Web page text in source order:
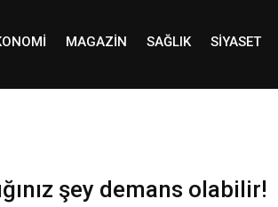
MAGAZIN SAĞLIK SIYASET
şey demans olabilir!